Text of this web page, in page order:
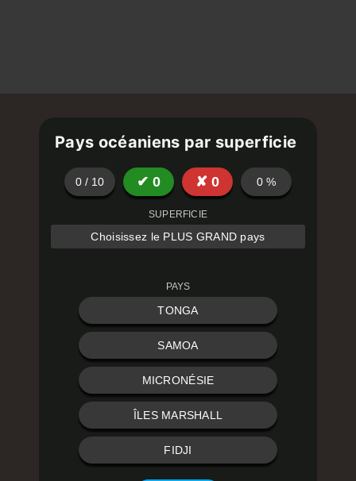
Pays océaniens par superficie
0 / 10 ✔ 0 ✘ 0 0 %
SUPERFICIE
Choisissez le PLUS GRAND pays
PAYS
TONGA
SAMOA
MICRONÉSIE
ÎLES MARSHALL
FIDJI